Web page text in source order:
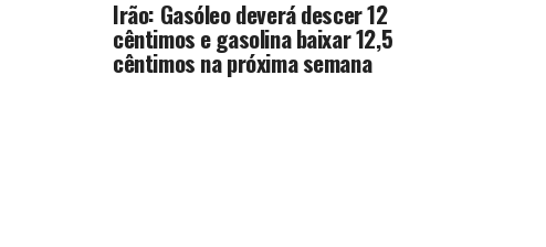
Irão: Gasóleo deverá descer 12
cêntimos e gasolina baixar 12,5
cêntimos na próxima semana